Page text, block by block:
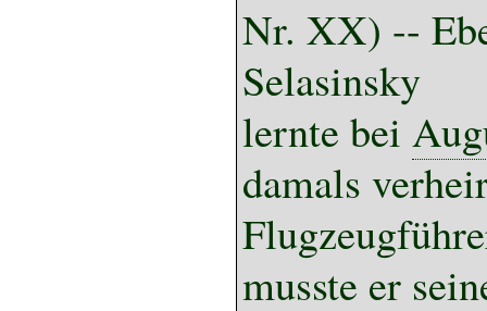
Nr. XX) --
Selasinsky
lernte bei
damals
musste er